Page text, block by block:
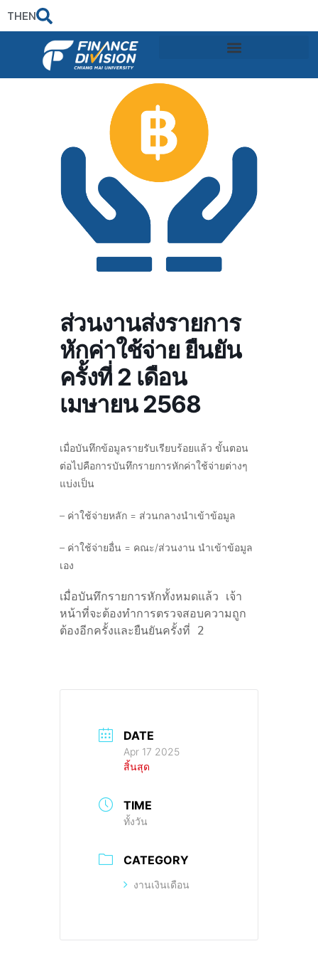
THEN
ส่วนงานส่งรายการ
หักค่าใช้จ่าย ยืนยัน
ครั้งที่ 2 เดือน
เมษายน 2568
เมื่อบันทึกข้อมูลรายรับเรียบร้อยแล้ว ขั้นตอน
ต่อไปคือการบันทึกรายการหักค่าใช้จ่ายต่างๆ
แบ่งเป็น
– ค่าใช้จ่ายหลัก = ส่วนกลางนำเข้าข้อมูล
– ค่าใช้จ่ายอื่น = คณะ/ส่วนงาน นำเข้าข้อมูล
เอง
เมื่อบันทึกรายการหักทั้งหมดแล้ว เจ้า
หน้าที่จะต้องทำการตรวจสอบความถูก
ต้องอีกครั้งและยืนยันครั้งที่ 2
DATE
Apr 17 2025
สิ้นสุด
TIME
ทั้งวัน
CATEGORY
งานเงินเดือน